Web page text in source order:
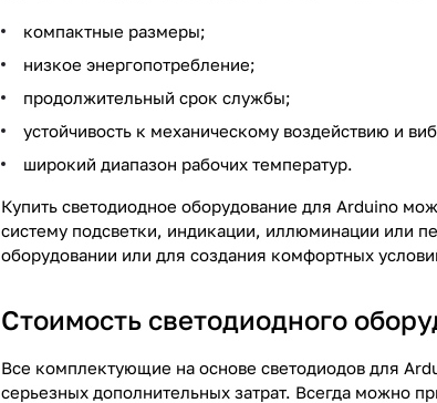
компактные размеры;
низкое энергопотребление;
продолжительный срок службы;
устойчивость к механическому воздействию и
широкий диапазон рабочих температур.
Купить светодиодное оборудование для Arduino
систему подсветки, индикации, иллюминации или
оборудовании или для создания комфортных
Стоимость светодиодного
Все комплектующие на основе светодиодов для
серьезных дополнительных затрат. Всегда можно